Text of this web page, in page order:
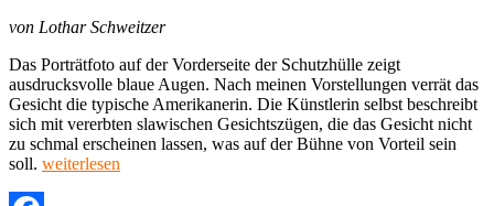
von Lothar Schweitzer
Das Porträtfoto auf der Vorderseite der Schutzhülle zeigt
ausdrucksvolle blaue Augen. Nach meinen Vorstellungen verrät das
Gesicht die typische Amerikanerin. Die Künstlerin selbst beschreibt
sich mit vererbten slawischen Gesichtszügen, die das Gesicht nicht
zu schmal erscheinen lassen, was auf der Bühne von Vorteil sein
soll. „Schweitzers
weiterlesen